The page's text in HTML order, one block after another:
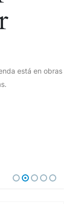
está en obras